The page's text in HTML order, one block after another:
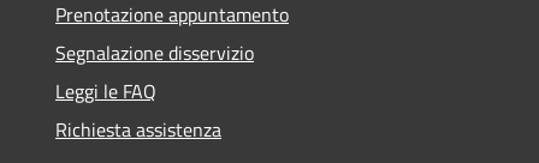
Prenotazione appuntamento
Segnalazione disservizio
Leggi le FAQ
Richiesta assistenza